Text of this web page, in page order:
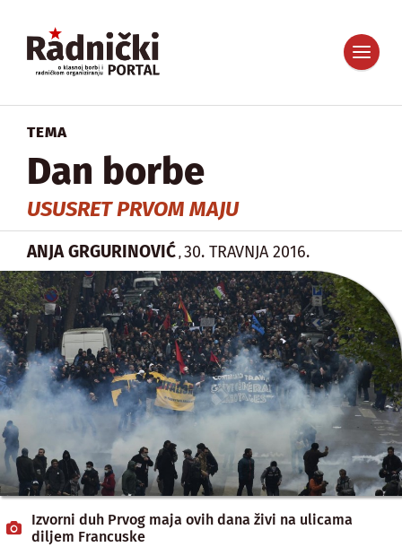
TEMA
Dan borbe
USUSRET PRVOM MAJU
ANJA GRGURINOVIĆ , 30. TRAVNJA 2016.
Izvorni duh Prvog maja ovih dana živi na ulicama
diljem Francuske